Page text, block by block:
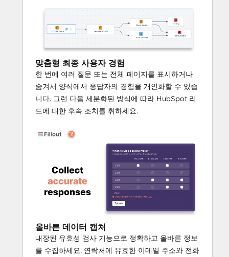
맞춤형 최종 사용자 경험
한 번에 여러 질문 또는 전체 페이지를 표시하거나
숨겨서 양식에서 응답자의 경험을 개인화할 수 있습
니다. 그런 다음 세분화된 방식에 따라 HubSpot 리
드에 대한 후속 조치를 취하세요.
올바른 데이터 캡처
내장된 유효성 검사 기능으로 정확하고 올바른 정보
를 수집하세요. 연락처에 유효한 이메일 주소와 전화